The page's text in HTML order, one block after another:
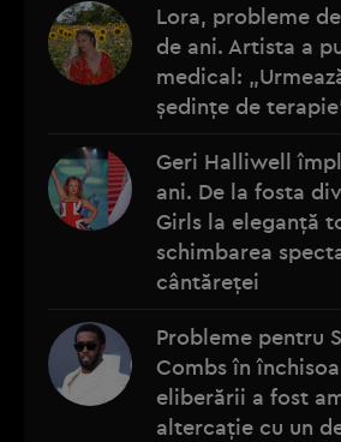
Lora, probleme
de ani. Artista a
medical:
ședințe de
Geri Halliwell
ani. De la fosta
Girls la eleganță
schimbarea
cântăreței
Probleme pentru
Combs în
eliberării a fost
altercație cu un